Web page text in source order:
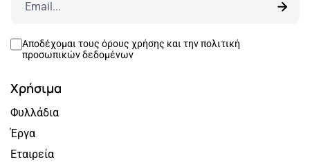
Αποδέχομαι τους όρους χρήσης και τηνπολιτική
προσωπικών δεδομένων
Χρήσιμα
Φυλλάδια
Έργα
Εταιρεία